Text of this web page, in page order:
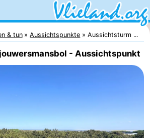
& tun Aussichtspunkte Aussichtsturm ...
- Aussichtspunkt